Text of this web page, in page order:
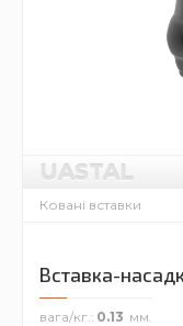
UASTAL
Ковані вставки
Вставка-
вага/кг. 0.13